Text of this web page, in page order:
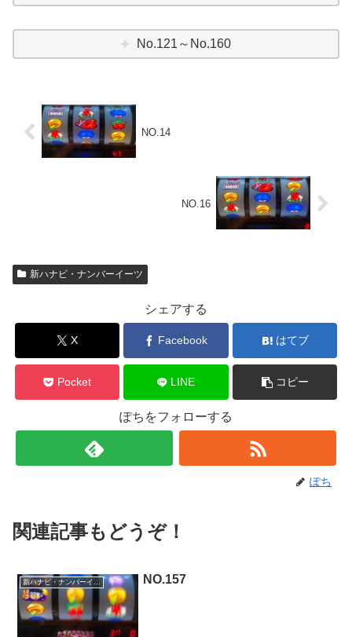
No.121～No.160
NO.14
NO.16
新ハナビ・ナンバーイーツ
シェアする
X Facebook はてブ
Pocket LINE コピー
ぽちをフォローする
ぽち
関連記事もどうぞ！
NO.157